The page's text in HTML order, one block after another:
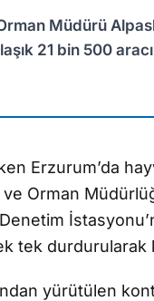
Müdürü
21 bin 500
Erzurum’da
ve Orman
tek
yürütülen